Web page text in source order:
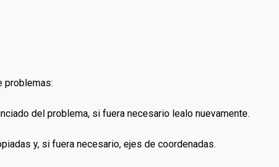
problemas:
del problema, si fuera necesario lealo nuevamente.
y, si fuera necesario, ejes de coordenadas.